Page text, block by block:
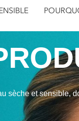
sèche et